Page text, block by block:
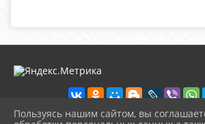
Пользуясь нашим сайтом, вы